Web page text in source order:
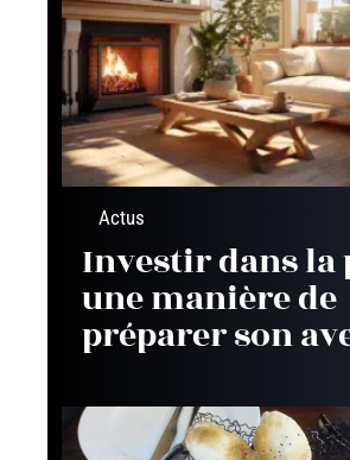
Actus
Investir dans la
une manière de
préparer son